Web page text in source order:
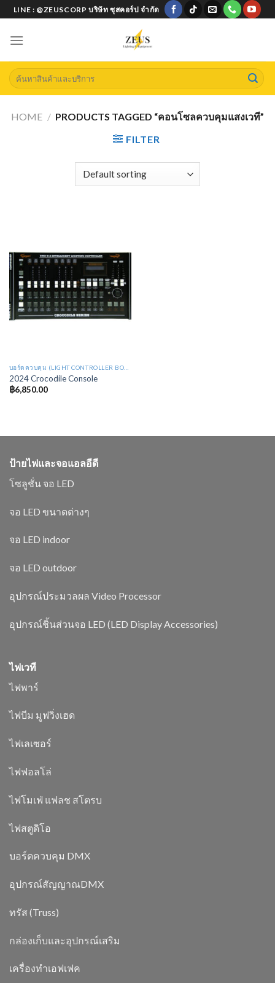
Skip
to
content
LINE : @ZEUSCORP บริษัท ซุสคอร์ป จำกัด
Search
for:
HOME / PRODUCTS TAGGED “คอนโซลควบคุมแสงเวที”
FILTER
2024 Crocodile Console
฿6,850.00
ป้ายไฟและจอแอลอีดี
โซลูชั่น จอ LED
จอ LED ขนาดต่างๆ
จอ LED indoor
จอ LED outdoor
อุปกรณ์ประมวลผล Video Processor
อุปกรณ์ชิ้นส่วนจอ LED (LED Display Accessories)
ไฟเวที
ไฟพาร์
ไฟบีม มูฟวิ่งเฮด
ไฟเลเซอร์
ไฟฟอลโล่
ไฟโมเฟ่ แฟลช สโตรบ
ไฟสตูดิโอ
บอร์ดควบคุม DMX
อุปกรณ์สัญญาณDMX
ทรัส (Truss)
กล่องเก็บและอุปกรณ์เสริม
เครื่องทำเอฟเฟค